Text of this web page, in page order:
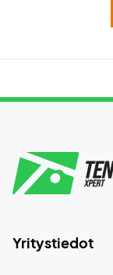
Yritystiedot